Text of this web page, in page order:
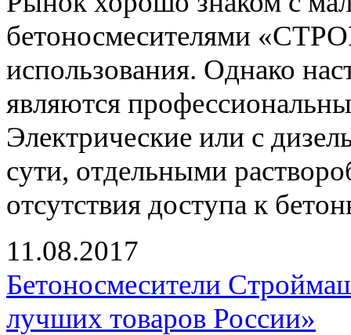
бетоносмесителями
использования. Однако
являются
Электрические или с
сути, отдельными
отсутствия доступа к
11.08.2017
Бетоносмесители
лучших товаров России»